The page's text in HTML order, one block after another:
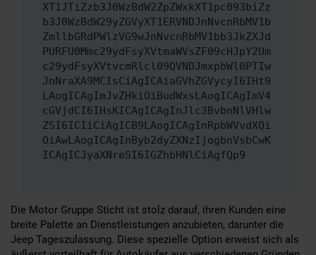
XT1JTiZzb3J0WzBdW2ZpZWxkXT1pc093biZz
b3J0WzBdW29yZGVyXT1ERVNDJnNvcnRbMV1b
ZmllbGRdPWlzVG9wJnNvcnRbMV1bb3JkZXJd
PURFU0Mmc29ydFsyXVtmaWVsZF09cHJpY2Um
c29ydFsyXVtvcmRlcl09QVNDJmxpbWl0PTIw
JnNraXA9MCIsCiAgICAiaGVhZGVycyI6IHt9
LAogICAgImJvZHkiOiBudWxsLAogICAgImV4
cGVjdCI6IHsKICAgICAgInJlc3BvbnNlVHlw
ZSI6ICIiCiAgICB9LAogICAgInRpbWVvdXQi
OiAwLAogICAgInByb2dyZXNzIjogbnVsbCwK
ICAgICJyaXNreSI6IGZhbHNlCiAgfQp9
Die Motor Gruppe Sticht ist stolz darauf, ihren Kunden eine
breite Palette an Dienstleistungen anzubieten, darunter die
Jeep Tageszulassung. Diese spezielle Option erweist sich als